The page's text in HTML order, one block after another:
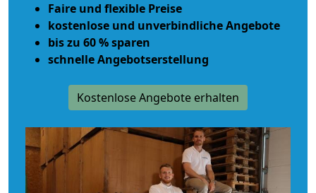
Faire und flexible Preise
kostenlose und unverbindliche Angebote
bis zu 60 % sparen
schnelle Angebotserstellung
Kostenlose Angebote erhalten